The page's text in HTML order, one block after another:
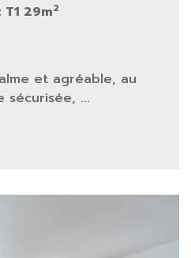
29m2
et agréable, au
sécurisée, ...